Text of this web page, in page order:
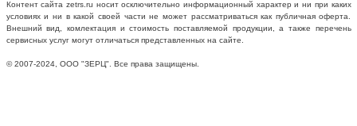
Контент сайта zetrs.ru носит осключительно информационный характер и ни при каких
условиях и ни в какой своей части не может рассматриваться как публичная оферта.
Внешний вид, комлектация и стоимость поставляемой продукции, а также перечень
сервисных услуг могут отличаться представленных на сайте.
© 2007-2024, ООО "ЗЕРЦ". Все права защищены.